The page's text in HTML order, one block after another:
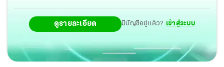
ดูรายละเอียด มีบัญชีอยู่แล้ว? เข้าสู่ระบบ